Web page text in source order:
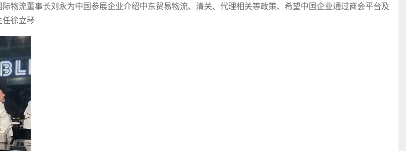
物流董事长刘永为中国参展企业介绍中东贸易物流、清关、代理相关等政策、希望中国企业通过商会平台及
徐立琴